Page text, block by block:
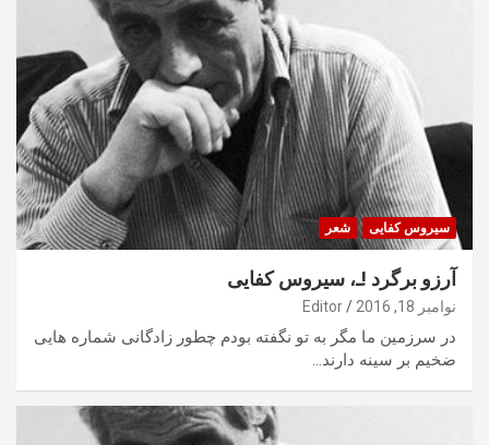
سیروس کفایی شعر
آرزو برگرد !ـ، سیروس کفایی
نوامبر 18, 2016 Editor
در سرزمین ما مگر به تو نگفته بودم چطور زادگانی شماره هایی
ضخیم بر سینه دارند…